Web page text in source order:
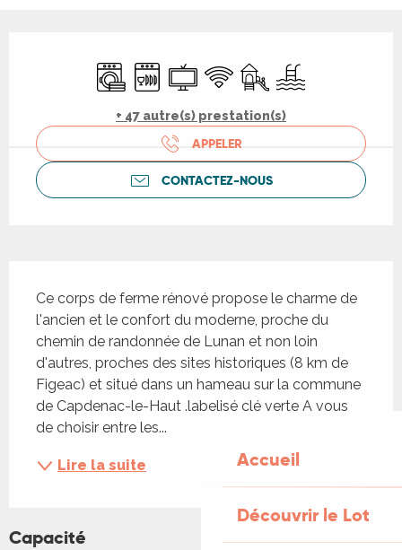
Accueil
Découvrir le Lot
Lave lingeLave vaisselle
Télévision
WiFi Jeux pour enfants /
Piscine
+ 47 autre(s) prestation(s)
APPELER
CONTACTEZ-NOUS
Ce corps de ferme rénové propose le charme de
l'ancien et le confort du moderne, proche du
chemin de randonnée de Lunan et non loin
d'autres, proches des sites historiques (8 km de
Figeac) et situé dans un hameau sur la commune
de Capdenac-le-Haut .labelisé clé verte A vous
de choisir entre les...
Lire la suite
Capacité